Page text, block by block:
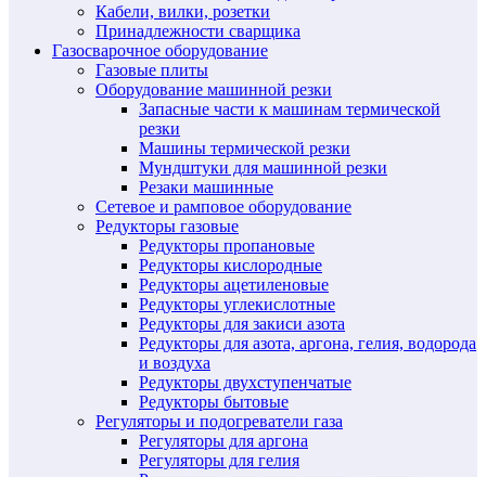
Кабели, вилки, розетки
Принадлежности сварщика
Газосварочное оборудование
Газовые плиты
Оборудование машинной резки
Запасные части к машинам термической
резки
Машины термической резки
Мундштуки для машинной резки
Резаки машинные
Сетевое и рамповое оборудование
Редукторы газовые
Редукторы пропановые
Редукторы кислородные
Редукторы ацетиленовые
Редукторы углекислотные
Редукторы для закиси азота
Редукторы для азота, аргона, гелия, водорода
и воздуха
Редукторы двухступенчатые
Редукторы бытовые
Регуляторы и подогреватели газа
Регуляторы для аргона
Регуляторы для гелия